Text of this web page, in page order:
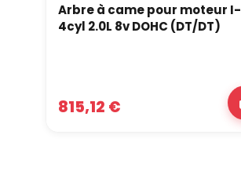
Arbre à came pour moteur I-
4cyl 2.0L 8v DOHC (DT/DT)
815,12 €